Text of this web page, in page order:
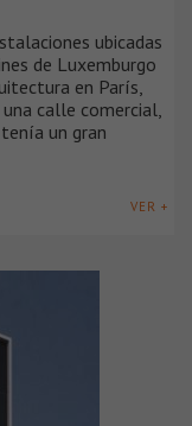
ubicadas
de Luxemburgo
en París,
calle comercial,
un gran
VER +